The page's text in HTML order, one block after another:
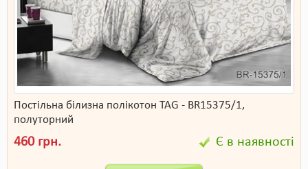
Постільна білизна полікотон TAG - BR15375/1,
полуторний
460 грн. Є в наявності